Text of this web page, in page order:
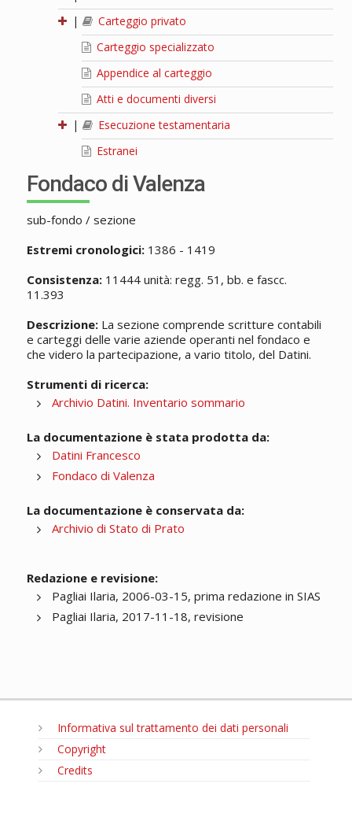
|
Carteggio privato
Carteggio specializzato
Appendice al carteggio
Atti e documenti diversi
|
Esecuzione testamentaria
Estranei
Fondaco di Valenza
sub-fondo / sezione
Estremi cronologici:1386 - 1419
Consistenza:11444 unità: regg. 51, bb. e fascc.
11.393
Descrizione:La sezione comprende scritture contabili
e carteggi delle varie aziende operanti nel fondaco e
che videro la partecipazione, a vario titolo, del Datini.
Strumenti di ricerca:
Archivio Datini. Inventario sommario
La documentazione è stata prodotta da:
Datini Francesco
Fondaco di Valenza
La documentazione è conservata da:
Archivio di Stato di Prato
Redazione e revisione:
Pagliai Ilaria, 2006-03-15, prima redazione in SIAS
Pagliai Ilaria, 2017-11-18, revisione
Informativa sul trattamento dei dati personali
Copyright
Credits